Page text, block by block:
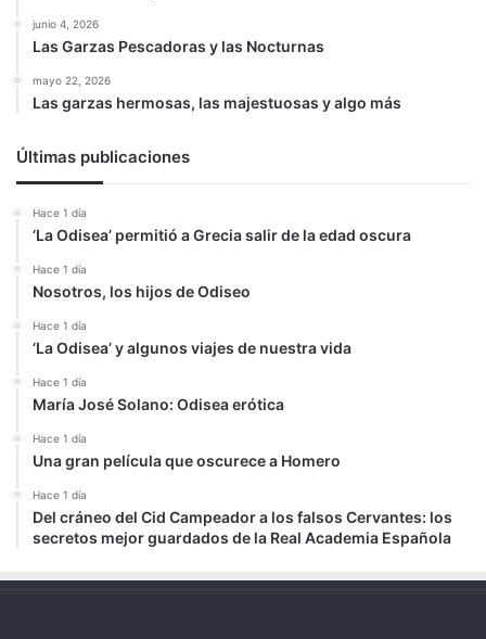
junio 4, 2026
Las Garzas Pescadoras y las Nocturnas
mayo 22, 2026
Las garzas hermosas, las majestuosas y algo más
Últimas publicaciones
Hace 1 día
‘La Odisea’ permitió a Grecia salir de la edad oscura
Hace 1 día
Nosotros, los hijos de Odiseo
Hace 1 día
‘La Odisea’ y algunos viajes de nuestra vida
Hace 1 día
María José Solano: Odisea erótica
Hace 1 día
Una gran película que oscurece a Homero
Hace 1 día
Del cráneo del Cid Campeador a los falsos Cervantes: los
secretos mejor guardados de la Real Academia Española